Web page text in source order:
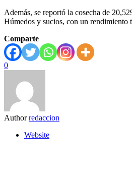
Además, se reportó la cosecha de
Húmedos y sucios, con un rendimiento
Comparte
0
Author redaccion
Website